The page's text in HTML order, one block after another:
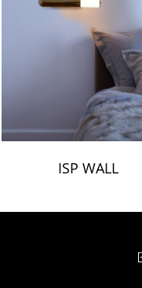
ISP WALL